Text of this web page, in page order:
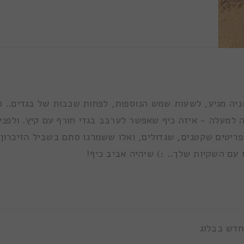
מגיע, לשעות שמש הנוספות, לפחות שכבות של בגדים..
למעלה - איזה כיף שאפשר לערבב בגדי חורף עם קיץ.
שקטנים, שגדולים, ואלו ששמרנו סתם בשביל
עם השקיות שלך.. :) שיהיה אביב כיף!
חדש בבלוג